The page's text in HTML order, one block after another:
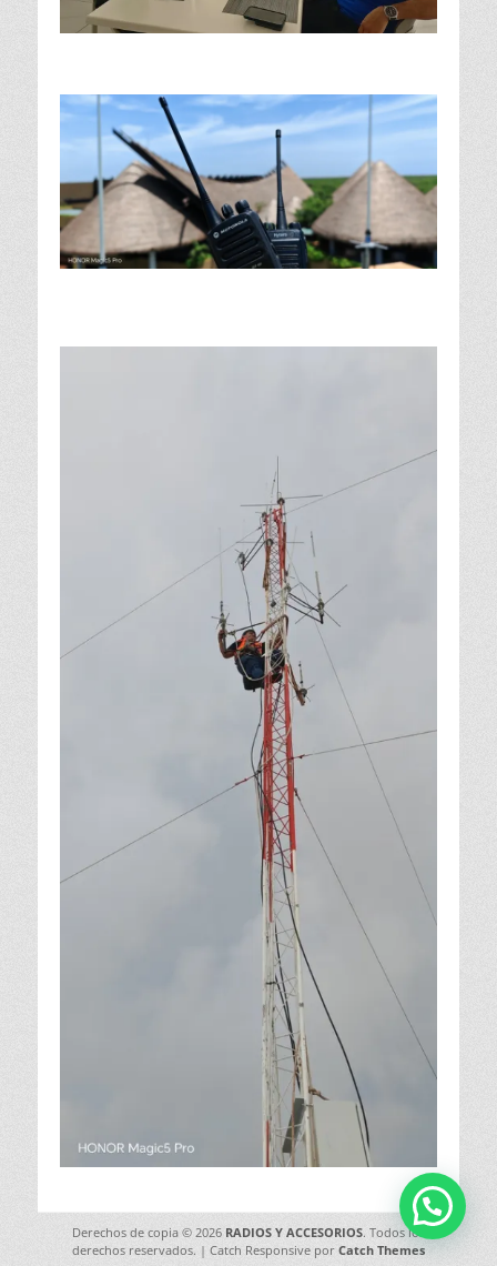
Derechos de copia © 2026 RADIOS Y ACCESORIOS. Todos los
derechos reservados. | Catch Responsive por Catch Themes